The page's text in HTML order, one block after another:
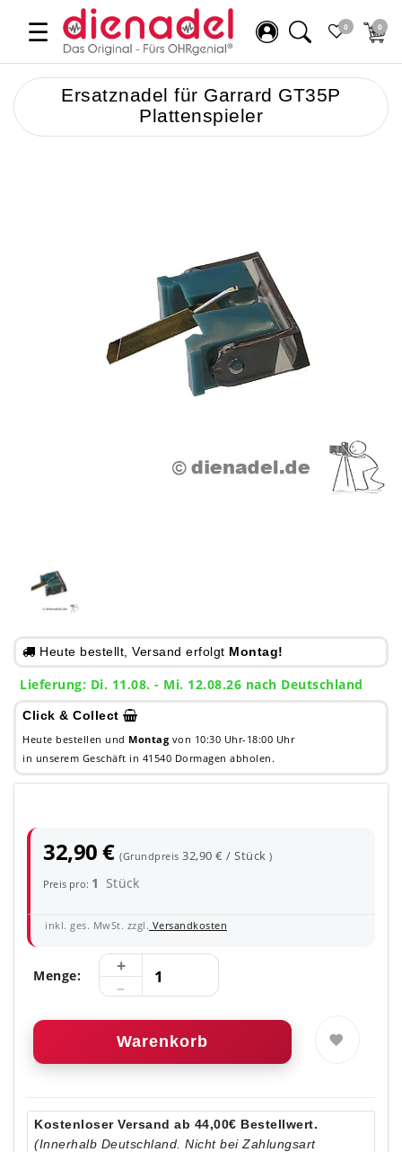
☰ 0 0
Ersatznadel für Garrard GT35P
Plattenspieler
Heute bestellt, Versand erfolgt Montag!
Lieferung: Di. 11.08. - Mi. 12.08.26 nach Deutschland
Click & Collect
Heute bestellen und Montag von 10:30 Uhr-18:00 Uhr
in unserem Geschäft in 41540 Dormagen abholen.
32,90 €(Grundpreis32,90 € / Stück)
Preis pro: 1 Stück
inkl. ges. MwSt. zzgl. Versandkosten
Menge:
Warenkorb
Kostenloser Versand ab 44,00€ Bestellwert.
(Innerhalb Deutschland. Nicht bei Zahlungsart